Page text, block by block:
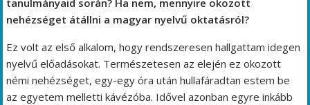
tanulmányaid során? Ha nem, mennyire okozott
nehézséget átállni a magyar nyelvű oktatásról?
Ez volt az első alkalom, hogy rendszeresen hallgattam idegen
nyelvű előadásokat. Természetesen az elején ez okozott
némi nehézséget, egy-egy óra után hullafáradtan estem be
az egyetem melletti kávézóba. Idővel azonban egyre inkább